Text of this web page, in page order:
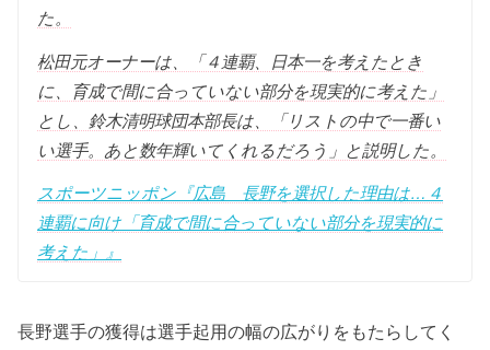
た。
松田元オーナーは、「４連覇、日本一を考えたとき
に、育成で間に合っていない部分を現実的に考えた」
とし、鈴木清明球団本部長は、「リストの中で一番い
い選手。あと数年輝いてくれるだろう」と説明した。
スポーツニッポン『広島 長野を選択した理由は…４
連覇に向け「育成で間に合っていない部分を現実的に
考えた」』
長野選手の獲得は選手起用の幅の広がりをもたらしてく